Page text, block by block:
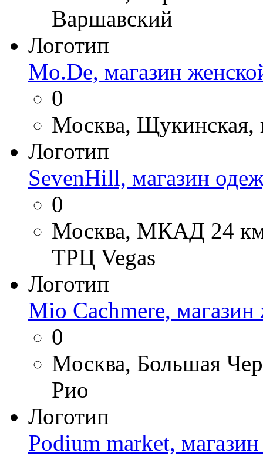
Варшавский
Логотип
Mo.De, магазин
0
Москва,
Логотип
SevenHill, магазин
0
Москва, МКАД 24
ТРЦ Vegas
Логотип
Mio Cachmere,
0
Москва, Большая
Рио
Логотип
Podium market,